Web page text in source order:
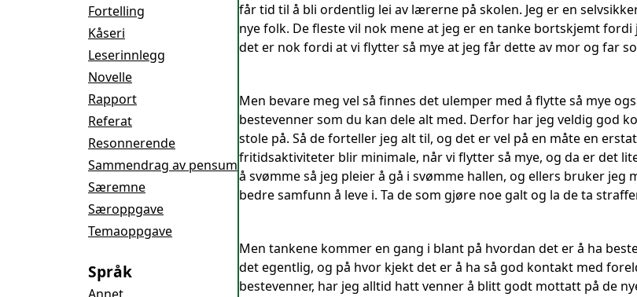
Fortelling
Kåseri
Leserinnlegg
Novelle
Rapport
Referat
Resonnerende
Sammendrag av pensum
Særemne
Særoppgave
Temaoppgave
Språk
får tid til å bli ordentlig lei av lærerne på skolen. Jeg er en
nye folk. De fleste vil nok mene at jeg er en tanke bortskjemt
det er nok fordi at vi flytter så mye at jeg får dette av mor og far
Men bevare meg vel så finnes det ulemper med å flytte så mye
bestevenner som du kan dele alt med. Derfor har jeg veldig god
stole på. Så de forteller jeg alt til, og det er vel på en måte en
fritidsaktiviteter blir minimale, når vi flytter så mye, og da er det
å svømme så jeg pleier å gå i svømme hallen, og ellers bruker jeg
bedre samfunn å leve i. Ta de som gjøre noe galt og la de ta
Men tankene kommer en gang i blant på hvordan det er å ha
det egentlig, og på hvor kjekt det er å ha så god kontakt med
bestevenner, har jeg alltid hatt venner å blitt godt mottatt på de